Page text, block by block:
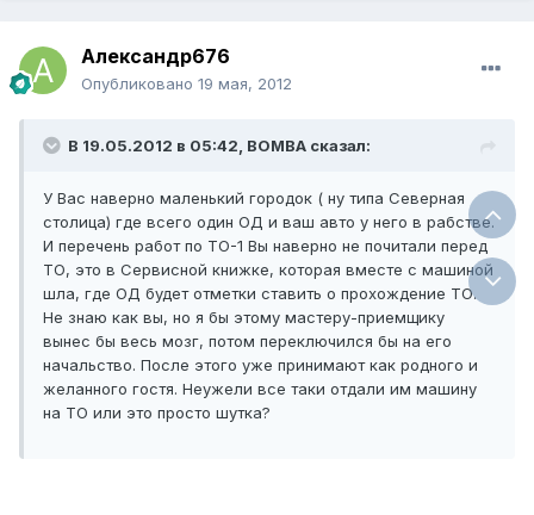
Александр676
Опубликовано 19 мая, 2012
В 19.05.2012 в 05:42, BOMBA сказал:
У Вас наверно маленький городок ( ну типа Северная
столица) где всего один ОД и ваш авто у него в рабстве.
И перечень работ по ТО-1 Вы наверно не почитали перед
ТО, это в Сервисной книжке, которая вместе с машиной
шла, где ОД будет отметки ставить о прохождение ТО.
Не знаю как вы, но я бы этому мастеру-приемщику
вынес бы весь мозг, потом переключился бы на его
начальство. После этого уже принимают как родного и
желанного гостя. Неужели все таки отдали им машину
на ТО или это просто шутка?